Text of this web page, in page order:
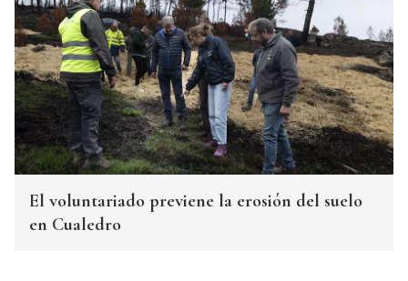
El voluntariado previene la erosión del suelo
en Cualedro